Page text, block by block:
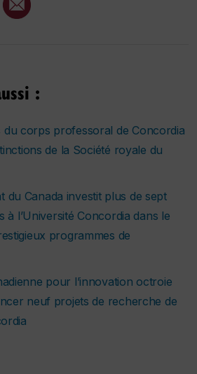
:
du corps professoral de Concordia
de la Société royale du
du Canada investit plus de sept
à l’Université Concordia dans le
programmes de
pour l’innovation octroie
neuf projets de recherche de